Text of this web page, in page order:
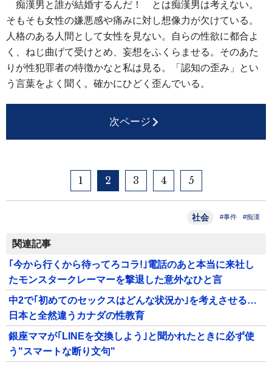
痴漢男と誰が結婚するんだ！ とは痴漢男は考えない。
そもそも女性の嫌悪感や痛みに対し想像力が欠けている。
人格のある人間として女性を見ない。自らの性欲に都合よ
く、ねじ曲げて受けとめ、妄想をふくらませる。そのあた
りが性犯罪者の特徴かなと私は見る。「認知の歪み」とい
う言葉をよく聞く。確かにひどく歪んでいる。
次ページ
1 2 3 4 5
社会 #事件 #痴漢
関連記事
｢今から行くから待ってろコラ!｣電話のあと本当に来社し
たモンスタークレーマーを撃退した意外なひと言
中2で｢初めてのセックスはどんな状況か｣を考えさせる…
日本と全然違うカナダの性教育
銀座ママが｢LINEを交換しよう｣と聞かれたときに必ず使
う"スマートな断り文句"